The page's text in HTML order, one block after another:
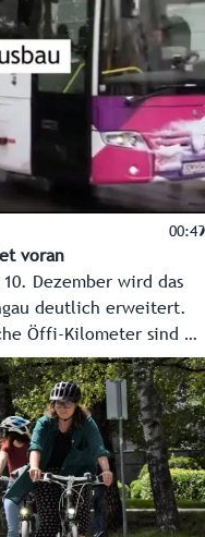
00:49
voran
Dezember wird das
deutlich erweitert.
Öffi-Kilometer sind es
Linienführungen und
Öffi-Knotenpunkt für